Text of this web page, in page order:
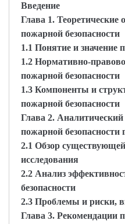
Введение
Глава 1. Теоретические
пожарной безопасности
1.1 Понятие и значение
1.2 Нормативно-
пожарной безопасности
1.3 Компоненты и
пожарной безопасности
Глава 2.
пожарной безопасности
2.1 Обзор
исследования
2.2 Анализ
безопасности
2.3 Проблемы и риски,
Глава 3. Рекомендации